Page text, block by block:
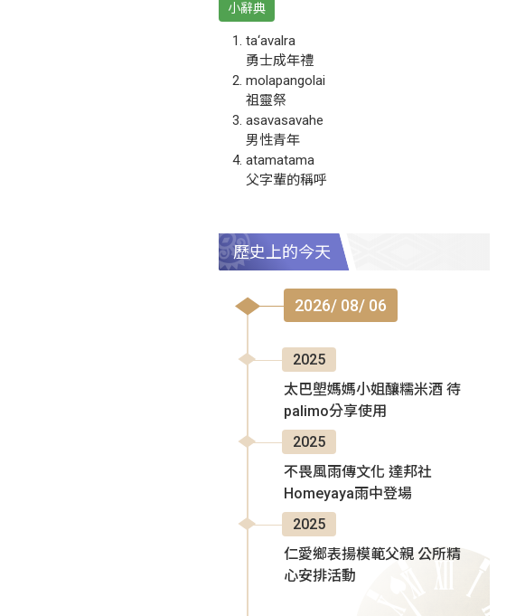
小辭典
ta‘avalra
勇士成年禮
molapangolai
祖靈祭
asavasavahe
男性青年
atamatama
父字輩的稱呼
歷史上的今天
2026/ 08/ 06
2025
太巴塱媽媽小姐釀糯米酒 待
palimo分享使用
2025
不畏風雨傳文化 達邦社
Homeyaya雨中登場
2025
仁愛鄉表揚模範父親 公所精
心安排活動